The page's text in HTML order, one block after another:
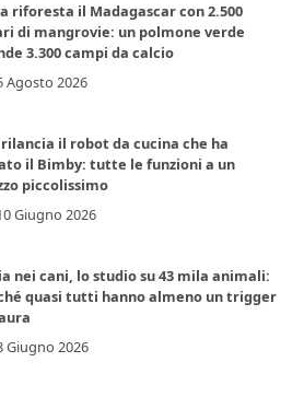
riforesta il Madagascar con 2.500
di mangrovie: un polmone verde
3.300 campi da calcio
Agosto 2026
il robot da cucina che ha
il Bimby: tutte le funzioni a un
piccolissimo
Giugno 2026
nei cani, lo studio su 43 mila animali:
quasi tutti hanno almeno un trigger
Giugno 2026